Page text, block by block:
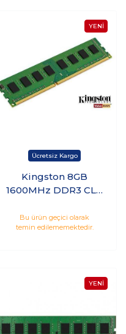
Kingston 8GB
1600MHz DDR3 CL11
KVR16N11/8WP
Bu ürün geçici olarak
temin edilememektedir.